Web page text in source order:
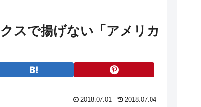
スで揚げない「アメリカ
2018.07.01 2018.07.04